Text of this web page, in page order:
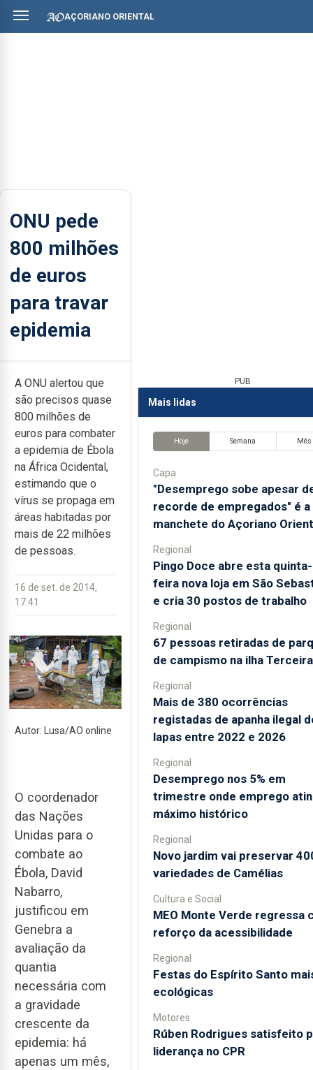
AÇORIANO ORIENTAL
ONU pede
800 milhões
de euros
para travar
epidemia
A ONU alertou que
são precisos quase
800 milhões de
euros para combater
a epidemia de Ébola
na África Ocidental,
estimando que o
vírus se propaga em
áreas habitadas por
mais de 22 milhões
de pessoas.
16 de set. de 2014,
17:41
Autor: Lusa/AO online
O coordenador
das Nações
Unidas para o
combate ao
Ébola, David
Nabarro,
justificou em
Genebra a
avaliação da
quantia
necessária com
a gravidade
crescente da
epidemia: há
apenas um mês,
PUB
Mais lidas
Hoje Semana Mês
Capa
"Desemprego sobe apesar
recorde de empregados" é a
manchete do Açoriano
Regional
Pingo Doce abre esta quinta-
feira nova loja em São
e cria 30 postos de trabalho
Regional
67 pessoas retiradas de
de campismo na ilha Terceira
Regional
Mais de 380 ocorrências
registadas de apanha ilegal
lapas entre 2022 e 2026
Regional
Desemprego nos 5% em
trimestre onde emprego
máximo histórico
Regional
Novo jardim vai preservar
variedades de Camélias
Cultura e Social
MEO Monte Verde regressa
reforço da acessibilidade
Regional
Festas do Espírito Santo
ecológicas
Motores
Rúben Rodrigues satisfeito
liderança no CPR